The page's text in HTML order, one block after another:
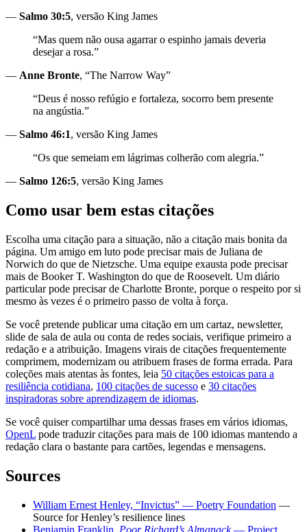
— Salmo 30:5, versão King James
“Mas quem não ousa agarrar o espinho jamais deveria
desejar a rosa.”
— Anne Bronte, “The Narrow Way”
“Deus é nosso refúgio e fortaleza, socorro bem presente
na angústia.”
— Salmo 46:1, versão King James
“Os que semeiam em lágrimas colherão com alegria.”
— Salmo 126:5, versão King James
Como usar bem estas citações
Escolha uma citação para a situação, não a citação mais bonita da
página. Um amigo em luto pode precisar mais de Juliana de
Norwich do que de Nietzsche. Uma equipe exausta pode precisar
mais de Booker T. Washington do que de Roosevelt. Um diário
particular pode precisar de Charlotte Bronte, porque o respeito por si
mesmo às vezes é o primeiro passo de volta à força.
Se você pretende publicar uma citação em um cartaz, newsletter,
slide de sala de aula ou conta de redes sociais, verifique primeiro a
redação e a atribuição. Imagens virais de citações frequentemente
comprimem, modernizam ou atribuem frases de forma errada. Para
coleções mais atentas às fontes, leia 50 citações estoicas para a
resiliência cotidiana, 100 citações de sucesso e 30 citações
inspiradoras sobre aprendizagem de idiomas.
Se você quiser compartilhar uma dessas frases em vários idiomas,
OpenL pode traduzir citações para mais de 100 idiomas mantendo a
redação clara o bastante para cartões, legendas e mensagens.
Sources
William Ernest Henley, “Invictus” — Poetry Foundation —
Source for Henley’s resilience lines
Benjamin Franklin, Poor Richard’s Almanack— Project